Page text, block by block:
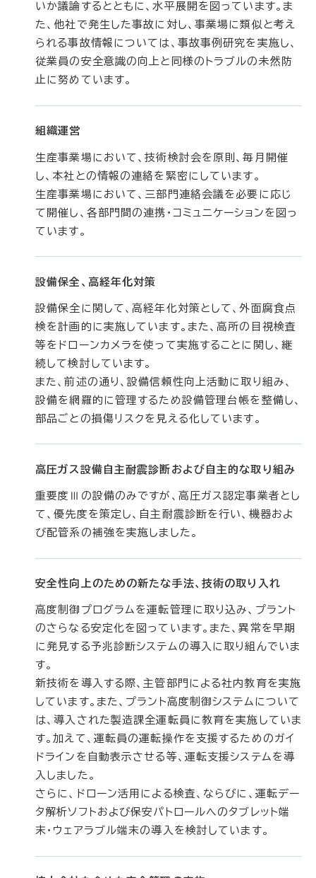
いか議論するとともに、水平展開を図っています。ま
た、他社で発生した事故に対し、事業場に類似と考え
られる事故情報については、事故事例研究を実施し、
従業員の安全意識の向上と同様のトラブルの未然防
止に努めています。
組織運営
生産事業場において、技術検討会を原則、毎月開催
し、本社との情報の連絡を緊密にしています。
生産事業場において、三部門連絡会議を必要に応じ
て開催し、各部門間の連携・コミュニケーションを図っ
ています。
設備保全、高経年化対策
設備保全に関して、高経年化対策として、外面腐食点
検を計画的に実施しています。また、高所の目視検査
等をドローンカメラを使って実施することに関し、継
続して検討しています。
また、前述の通り、設備信頼性向上活動に取り組み、
設備を網羅的に管理するため設備管理台帳を整備し、
部品ごとの損傷リスクを見える化しています。
高圧ガス設備自主耐震診断および自主的な取り組み
重要度Ⅲの設備のみですが、高圧ガス認定事業者とし
て、優先度を策定し、自主耐震診断を行い、機器およ
び配管系の補強を実施しました。
安全性向上のための新たな手法、技術の取り入れ
高度制御プログラムを運転管理に取り込み、プラント
のさらなる安定化を図っています。また、異常を早期
に発見する予兆診断システムの導入に取り組んでいま
す。
新技術を導入する際、主管部門による社内教育を実施
しています。また、プラント高度制御システムについて
は、導入された製造課全運転員に教育を実施していま
す。加えて、運転員の運転操作を支援するためのガイ
ドラインを自動表示させる等、運転支援システムを導
入しました。
さらに、ドローン活用による検査、ならびに、運転デー
タ解析ソフトおよび保安パトロールへのタブレット端
末・ウェアラブル端末の導入を検討しています。